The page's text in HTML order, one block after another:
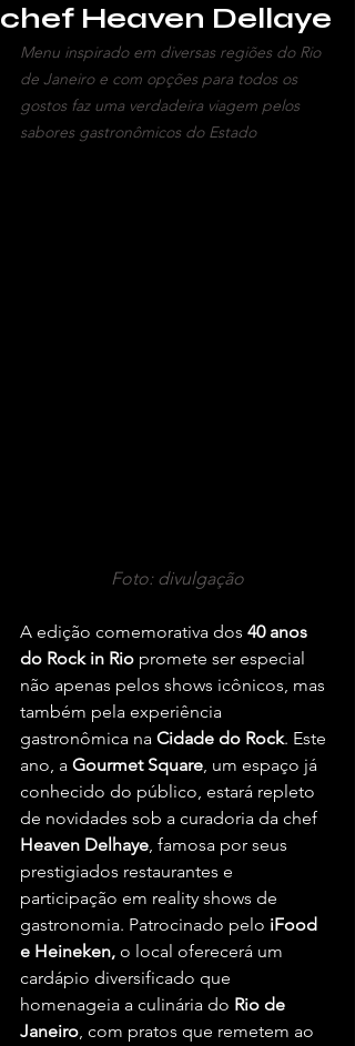
chef Heaven Dellaye
Menu inspirado em diversas regiões do Rio
de Janeiro e com opções para todos os
gostos faz uma verdadeira viagem pelos
sabores gastronômicos do Estado
Foto: divulgação
A edição comemorativa dos 40 anos
do Rock in Rio promete ser especial
não apenas pelos shows icônicos, mas
também pela experiência
gastronômica na Cidade do Rock. Este
ano, a Gourmet Square, um espaço já
conhecido do público, estará repleto
de novidades sob a curadoria da chef
Heaven Delhaye, famosa por seus
prestigiados restaurantes e
participação em reality shows de
gastronomia. Patrocinado pelo iFood
e Heineken, o local oferecerá um
cardápio diversificado que
homenageia a culinária do Rio de
Janeiro, com pratos que remetem ao